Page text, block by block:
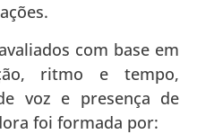
com base em
ritmo e tempo,
voz e presença de
foi formada por: